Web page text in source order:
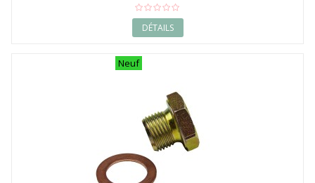
DÉTAILS
Neuf